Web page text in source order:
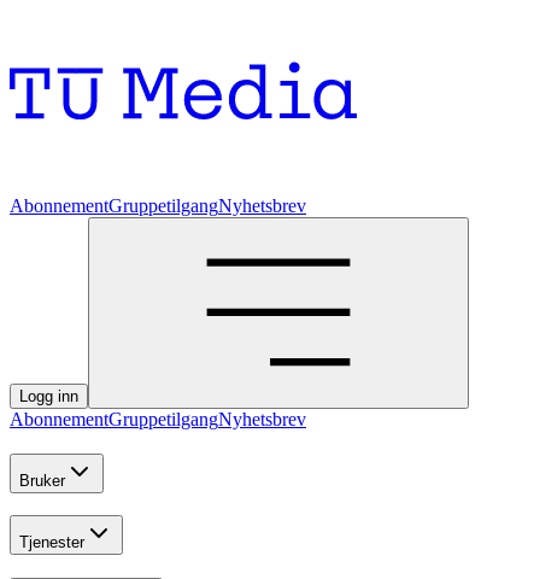
AbonnementGruppetilgangNyhetsbrev
Logg inn
AbonnementGruppetilgangNyhetsbrev
Bruker
Tjenester